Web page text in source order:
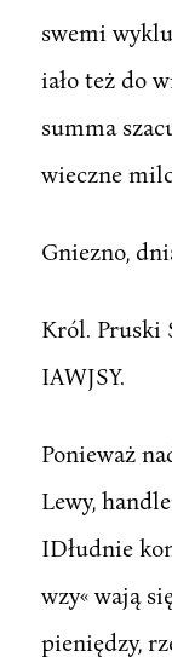
swemi
iało też do
summa
wieczne
Gniezno,
Król. Pruski
IAWJSY.
Ponieważ
Lewy,
IDłudnie
wzy« wają
pieniędzy,